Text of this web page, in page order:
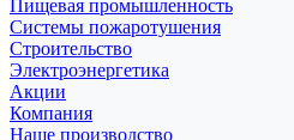
Пищевая промышленность
Системы пожаротушения
Строительство
Электроэнергетика
Акции
Компания
Наше производство